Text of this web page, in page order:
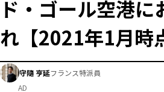
ド・ゴール空港
れ【2021年1月時
守隨 亨延フランス特派員
AD